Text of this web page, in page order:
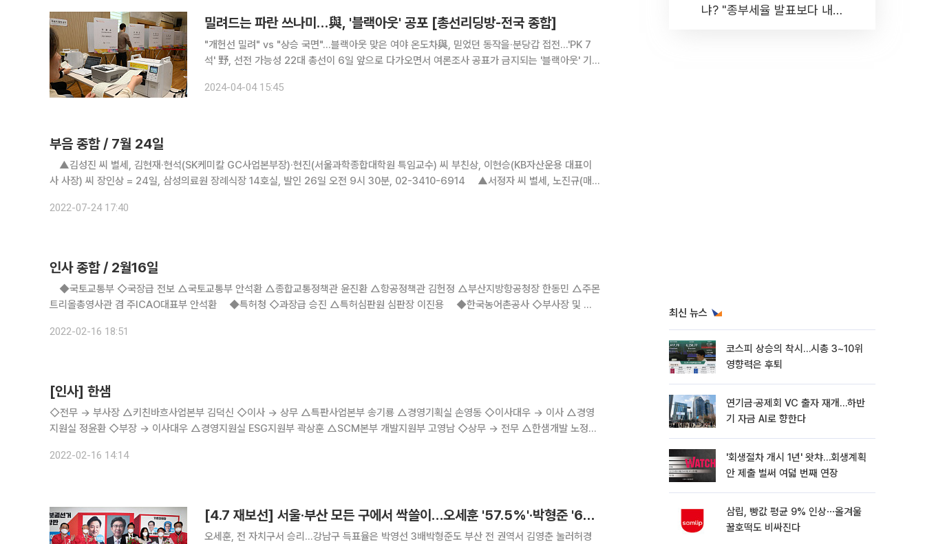
밀려드는 파란 쓰나미…與, '블랙아웃' 공포 [총선리딩방-전국 종합]
"개헌선 밀려" vs "상승 국면"…블랙아웃 맞은 여야 온도차與, 믿었던 동작을·분당갑 접전…'PK 7
석' 野, 선전 가능성 22대 총선이 6일 앞으로 다가오면서 여론조사 공표가 금지되는 '블랙아웃' 기
로 보고 막판 스퍼트를 올리고 있다. 4일 기준 양당
2024-04-04 15:45
부음 종합 / 7월 24일
▲김성진 씨 별세, 김현재·현석(SK케미칼 GC사업본부장)·현진(서울과학종합대학원 특임교수) 씨 부친상, 이현승(KB자산운용 대표이
사 사장) 씨 장인상 = 24일, 삼성의료원 장례식장 14호실, 발인 26일 오전 9시 30분, 02-3410-6914 ▲서정자 씨 별세, 노진규(매
2022-07-24 17:40
인사 종합 / 2월16일
◆국토교통부 ◇국장급 전보 △국토교통부 안석환 △종합교통정책관 윤진환 △항공정책관 김헌정 △부산지방항공청장 한동민 △주몬
트리올총영사관 겸 주ICAO대표부 안석환 ◆특허청 ◇과장급 승진 △특허심판원 심판장 이진용 ◆한국농어촌공사 ◇부사장 및 상
2022-02-16 18:51
[인사] 한샘
◇전무 → 부사장 △키친바흐사업본부 김덕신 ◇이사 → 상무 △특판사업본부 송기룡 △경영기획실 손영동 ◇이사대우 → 이사 △경영
지원실 정윤환 ◇부장 → 이사대우 △경영지원실 ESG지원부 곽상훈 △SCM본부 개발지원부 고영남 ◇상무 → 전무 △한샘개발 노정현
2022-02-16 14:14
[4.7 재보선] 서울·부산 모든 구에서 싹쓸이…오세훈 '57.5%'·박형준 '62.7%'
오세훈, 전 자치구서 승리…강남구 득표율은 박영선 3배박형준도 부산 전 권역서 김영춘 눌러허경
냐? "종부세율 발표보다 내릴
최신 뉴스
코스피 상승의 착시…시총 3~10위
영향력은 후퇴
연기금·공제회 VC 출자 재개…하반
기 자금 AI로 향한다
'회생절차 개시 1년' 왓챠…회생계획
안 제출 벌써 여덟 번째 연장
삼립, 빵값 평균 9% 인상⋯올겨울
꿀호떡도 비싸진다